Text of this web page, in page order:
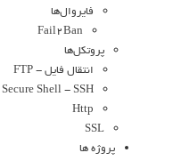
فایروال‌ها
Fail2Ban
پروتکل‌ها
انتقال فایل - FTP
Secure Shell - SSH
Http
SSL
پروژه ها